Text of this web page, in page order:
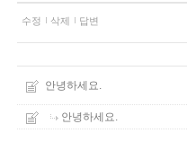
수정 삭제 답변
안녕하세요.
안녕하세요.